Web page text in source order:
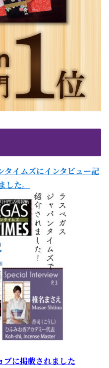
イムズにインタビュー記
した。
に掲載されました